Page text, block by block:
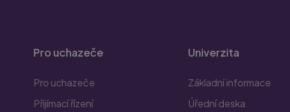
Pro uchazeče
Pro uchazeče
Přijímací řízení
Univerzita
Základní informace
Úřední deska